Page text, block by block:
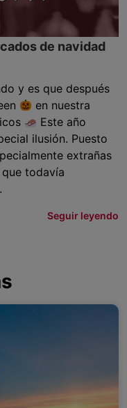
de navidad
y es que después
en nuestra
Este año
ilusión. Puesto
extrañas
todavía
Seguir leyendo